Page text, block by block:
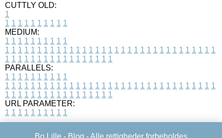
CUTTLY OLD:
1
1 1 1 1 1 1 1 1 1 1
MEDIUM:
1 1 1 1 1 1 1 1 1 1
1 1 1 1 1 1 1 1 1 1 1 1 1 1 1 1 1 1 1 1 1 1 1 1 1 1 1 1 1 1 1 1 1
1 1 1 1 1 1 1 1 1 1 1 1 1 1 1 1 1
PARALLELS:
1 1 1 1 1 1 1 1 1 1
1 1 1 1 1 1 1 1 1 1 1 1 1 1 1 1 1 1 1 1 1 1 1 1 1 1 1 1 1 1 1 1 1
1 1 1 1 1 1 1 1 1 1 1 1 1 1 1 1 1
URL PARAMETER:
1 1 1 1 1 1 1 1 1 1
Bo Lille - Blog - Alle rettigheder forbeholdes